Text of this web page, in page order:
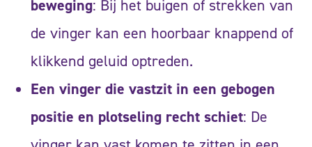
beweging: Bij het buigen of strekken van
de vinger kan een hoorbaar knappend of
klikkend geluid optreden.
Een vinger die vastzit in een gebogen
positie en plotseling recht schiet: De